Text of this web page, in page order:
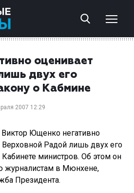
оценивает
двух его
о Кабмине
2007 12:29
Ющенко негативно
Верховной Радой лишь двух его
министров. Об этом он
журналистам в Мюнхене,
Президента.